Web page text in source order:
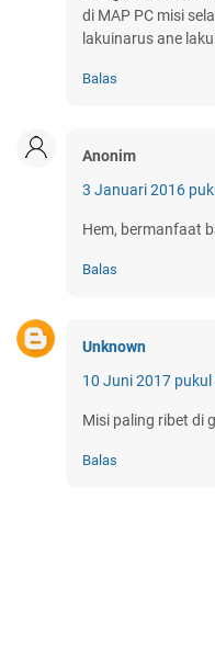
di MAP PC misi
lakuinarus ane
Balas
Anonim
3 Januari 2016
Hem, bermanfaat
Balas
Unknown
10 Juni 2017
Misi paling ribet di
Balas